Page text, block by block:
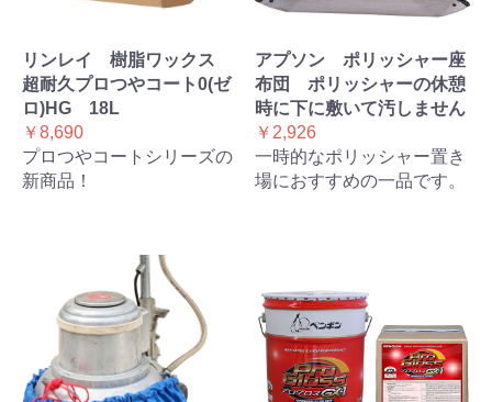
リンレイ 樹脂ワックス
超耐久プロつやコート0(ゼ
ロ)HG 18L
￥8,690
プロつやコートシリーズの
新商品！
アプソン ポリッシャー座
布団 ポリッシャーの休憩
時に下に敷いて汚しません
￥2,926
一時的なポリッシャー置き
場におすすめの一品です。